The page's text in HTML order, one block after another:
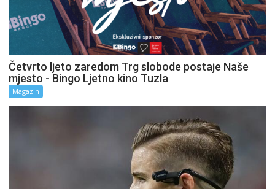
Četvrto ljeto zaredom Trg slobode postaje Naše
mjesto - Bingo Ljetno kino Tuzla
Magazin